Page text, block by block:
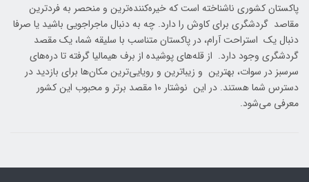
پاکستان کشوری ناشناخته است که خیره‌کننده‌ترین و منحصر به فردترین
مقاصد گردشگری برای کاوش را دارد. چه به دنبال ماجراجویی باشید یا صرفا
دنبال یک استراحت آرام، در پاکستان متناسب با سلیقه شما، یک مقصد
گردشگری وجود دارد. از قله‌های پوشیده از برف هیمالیا گرفته تا دره‌های
سرسبز در سوات، بهترین و زیباترین و رویایی‌ترین مکان‌ها برای بازدید در
دسترس شما هستند. در این نوشتار 10 مقصد برتر و محبوب این کشور
معرفی می‌شود.